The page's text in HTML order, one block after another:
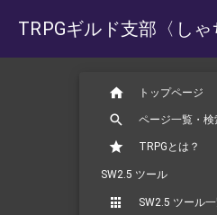
TRPGギルド支部 〈し
トップページ
ページ一覧・検
TRPGとは？
SW2.5 ツール
SW2.5 ツール